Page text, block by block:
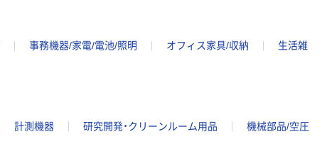
事務機器/家電/電池/照明 オフィス家具/収納
生活雑
計測機器 研究開発・クリーンルーム用品
機械部品/空圧